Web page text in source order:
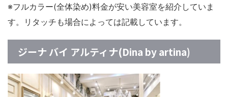
※フルカラー(全体染め)料金が安い美容室を紹介していま
す。リタッチも場合によっては記載しています。
ジーナ バイ アルティナ(Dina by artina)